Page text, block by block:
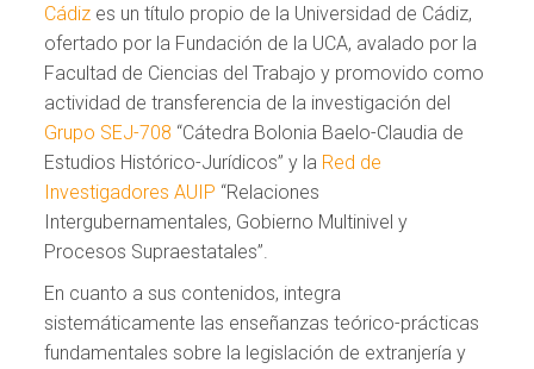
Cádiz es un título propio de la Universidad de Cádiz,
ofertado por la Fundación de la UCA, avalado por la
Facultad de Ciencias del Trabajo y promovido como
actividad de transferencia de la investigación del
Grupo SEJ-708 “Cátedra Bolonia Baelo-Claudia de
Estudios Histórico-Jurídicos” y la Red de
Investigadores AUIP “Relaciones
Intergubernamentales, Gobierno Multinivel y
Procesos Supraestatales”.
En cuanto a sus contenidos, integra
sistemáticamente las enseñanzas teórico-prácticas
fundamentales sobre la legislación de extranjería y